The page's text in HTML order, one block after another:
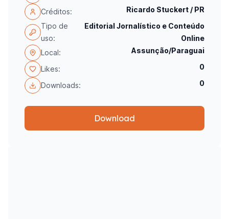
Créditos:
Ricardo Stuckert / PR
Tipo de
uso:
Editorial Jornalístico e Conteúdo
Online
Local:
Assunção/Paraguai
Likes: 0
Downloads: 0
Download